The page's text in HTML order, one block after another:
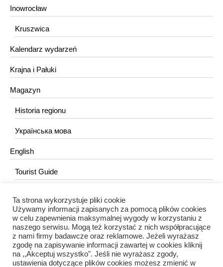
Inowrocław
Kruszwica
Kalendarz wydarzeń
Krajna i Pałuki
Magazyn
Historia regionu
Українська мова
English
Tourist Guide
KONTAKT
redakcja@portalkujawski.pl
Redakcja
Ta strona wykorzystuje pliki cookie
Używamy informacji zapisanych za pomocą plików cookies
w celu zapewnienia maksymalnej wygody w korzystaniu z
naszego serwisu. Mogą też korzystać z nich współpracujące
z nami firmy badawcze oraz reklamowe. Jeżeli wyrażasz
zgodę na zapisywanie informacji zawartej w cookies kliknij
na ,,Akceptuj wszystko". Jeśli nie wyrażasz zgody,
ustawienia dotyczące plików cookies możesz zmienić w